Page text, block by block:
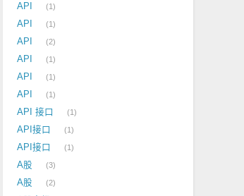
API 1
API 1
API 2
API 1
API 1
API 1
API 接口 1
API接口 1
API接口 1
A股 3
A股 2